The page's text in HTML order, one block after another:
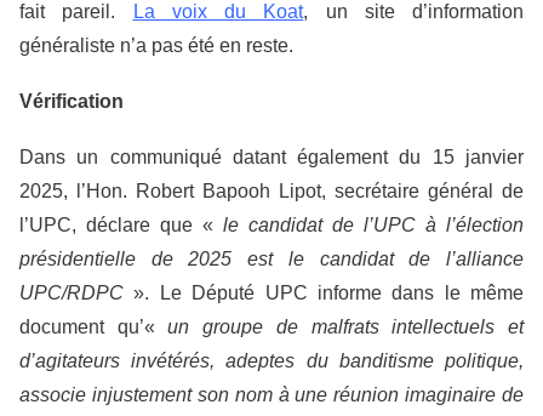
fait pareil.
La voix du Koat, un site d’information
généraliste n’a pas été en reste.
Vérification
Dans un communiqué datant également du 15 janvier
2025, l’Hon. Robert Bapooh Lipot, secrétaire général de
l’UPC, déclare que « le candidat de l’UPC à l’élection
présidentielle de 2025 est le candidat de l’alliance
UPC/RDPC». Le Député UPC informe dans le même
document qu’«un groupe de malfrats intellectuels et
d’agitateurs invétérés, adeptes du banditisme politique,
associe injustement son nom à une réunion imaginaire de